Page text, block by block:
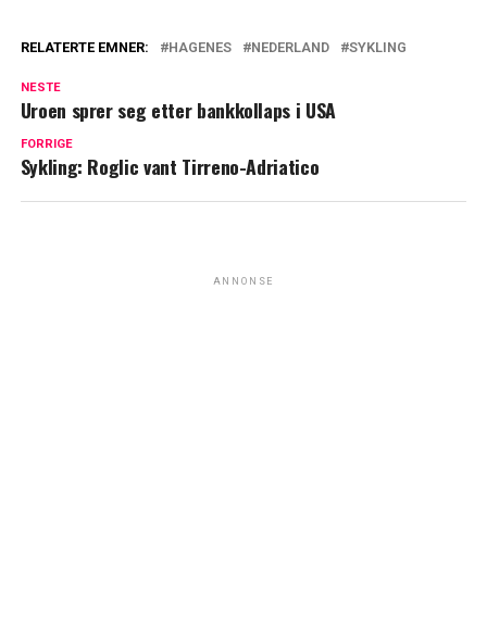
RELATERTE EMNER: HAGENES NEDERLAND SYKLING
NESTE
Uroen sprer seg etter bankkollaps i USA
FORRIGE
Sykling: Roglic vant Tirreno-Adriatico
ANNONSE